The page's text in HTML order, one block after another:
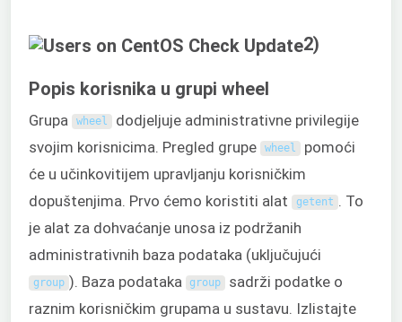
2)
Popis korisnika u grupi wheel
Grupa wheel dodjeljuje administrativne privilegije
svojim korisnicima. Pregled grupe
wheel pomoći
će u učinkovitijem upravljanju korisničkim
dopuštenjima. Prvo ćemo koristiti alat
getent . To
je alat za dohvaćanje unosa iz podržanih
administrativnih baza podataka (uključujući
group ). Baza podataka group
sadrži podatke o
raznim korisničkim grupama u sustavu. Izlistajte